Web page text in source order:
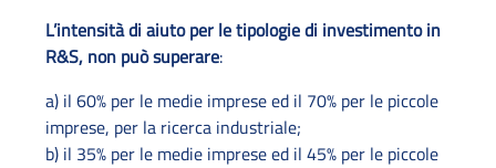
L’intensità di aiuto per le tipologie di investimento in
R&S, non può superare:
a) il 60% per le medie imprese ed il 70% per le piccole
imprese, per la ricerca industriale;
b) il 35% per le medie imprese ed il 45% per le piccole